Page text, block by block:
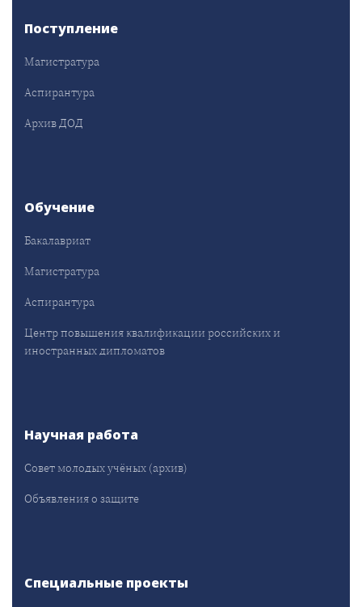
Поступление
Магистратура
Аспирантура
Архив ДОД
Обучение
Бакалавриат
Магистратура
Аспирантура
Центр повышения квалификации российских и
иностранных дипломатов
Научная работа
Совет молодых учёных (архив)
Объявления о защите
Специальные проекты